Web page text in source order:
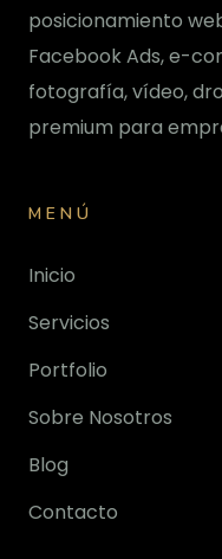
posicionamiento
Facebook Ads, e-
fotografía, vídeo,
premium para
MENÚ
Inicio
Servicios
Portfolio
Sobre Nosotros
Blog
Contacto